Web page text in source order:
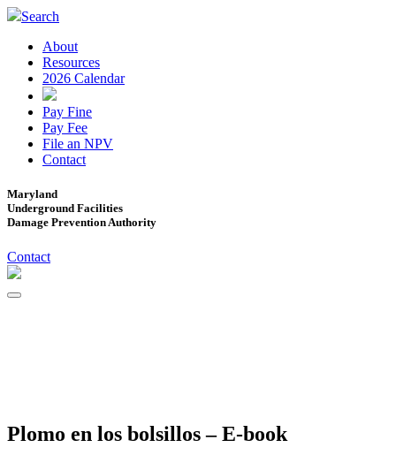
Search
About
Resources
2026 Calendar
Pay Fine
Pay Fee
File an NPV
Contact
Maryland
Underground Facilities
Damage Prevention Authority
Contact
Plomo en los bolsillos – E-book